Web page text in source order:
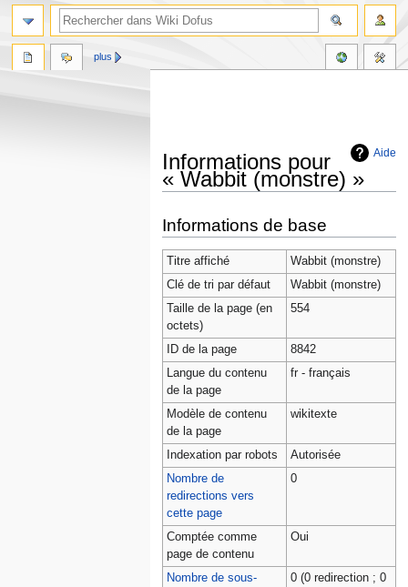
Aide
Informations pour
« Wabbit (monstre) »
à
la
navigation
à
la
recherche
Informations de base
Titre affiché
Wabbit (monstre)
Clé de tri par défaut
Wabbit (monstre)
Taille de la page (en
octets)
554
ID de la page
8842
Langue du contenu
de la page
fr - français
Modèle de contenu
de la page
wikitexte
Indexation par robots
Autorisée
Nombre de
redirections vers
cette page
0
Comptée comme
page de contenu
Oui
Nombre de sous-
0 (0 redirection ; 0
plus